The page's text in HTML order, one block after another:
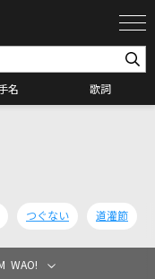
名 歌詞
ト
つぐない 道灌節
WAO!